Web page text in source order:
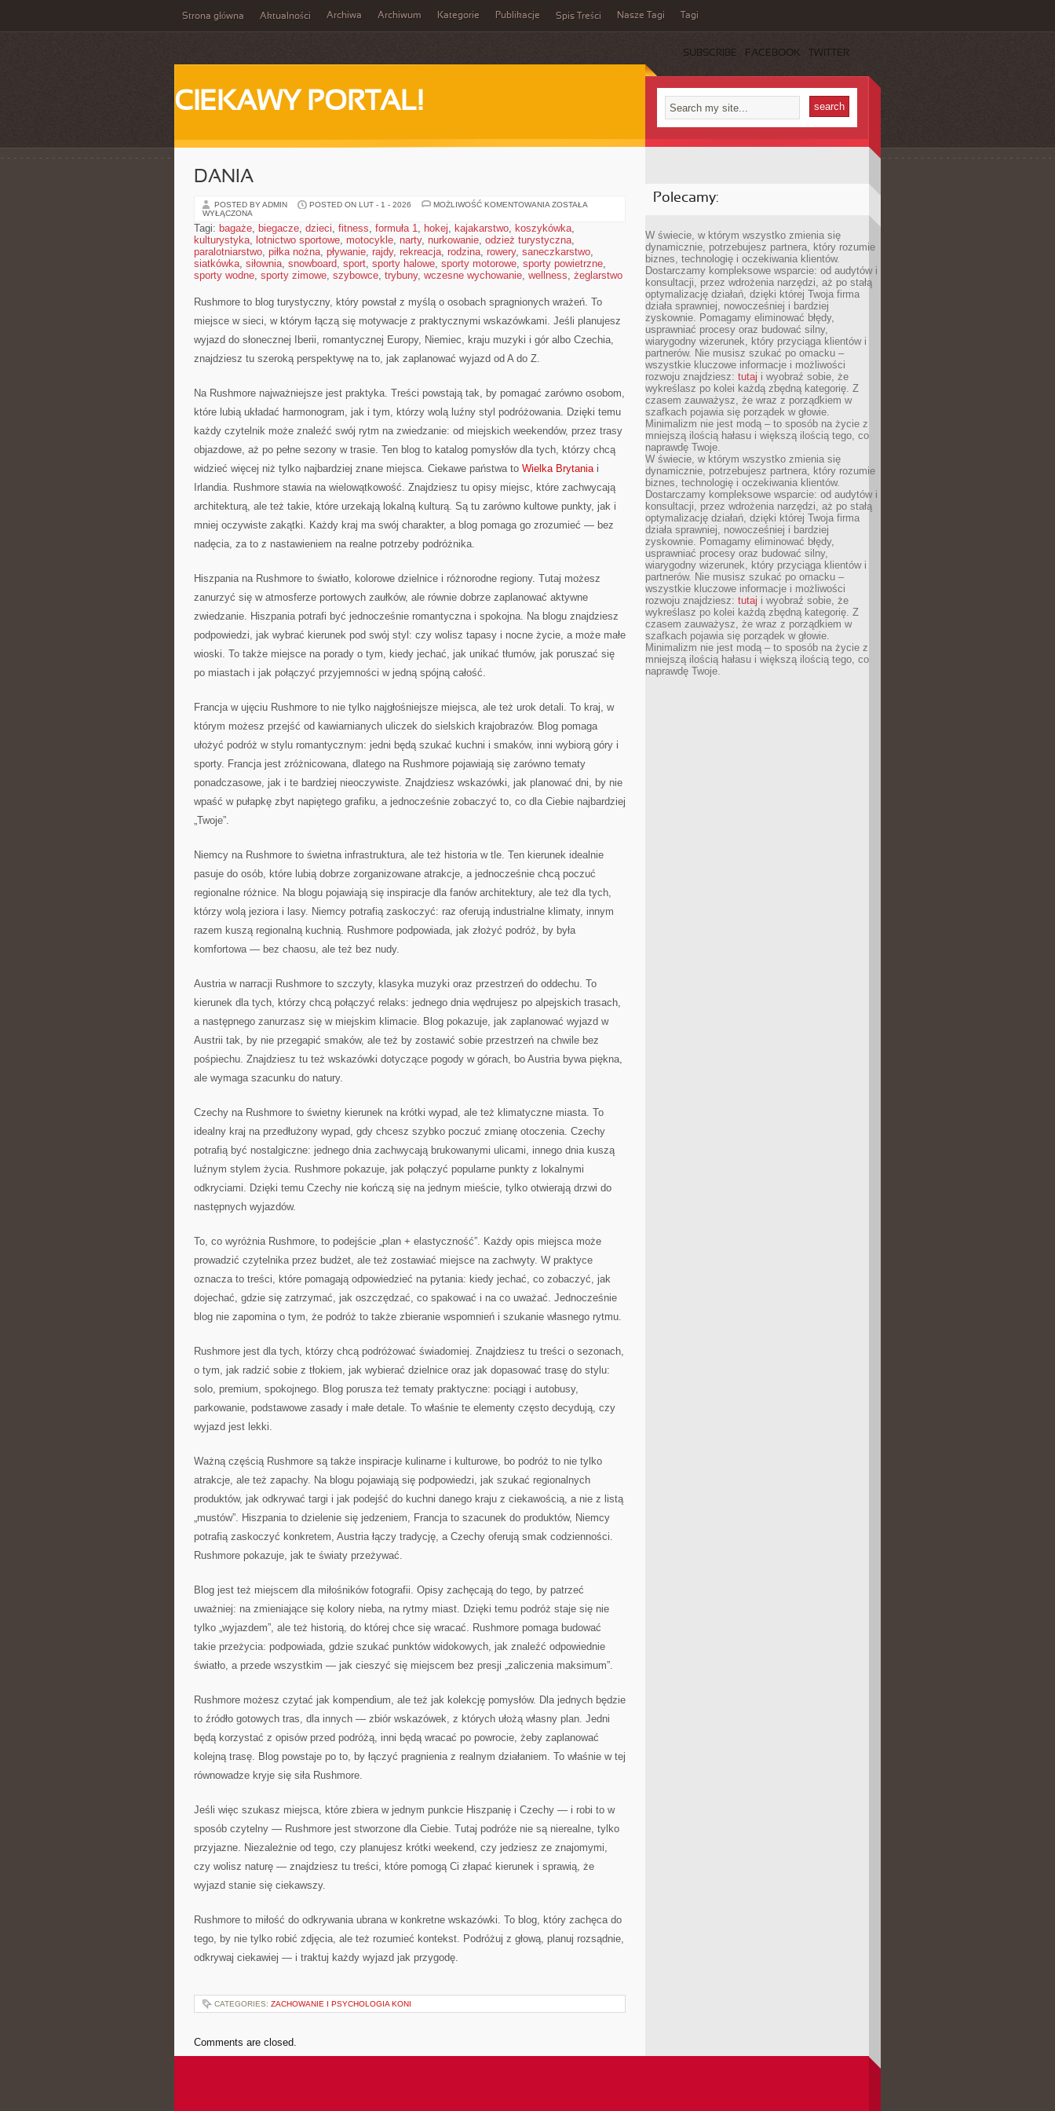
Strona główna Aktualności Archiwa Archiwum Kategorie Publikacje Spis Treści Nasze Tagi Tagi
SUBSCRIBE FACEBOOK TWITTER
CIEKAWY PORTAL!
DANIA
POSTED BY ADMIN POSTED ON LUT - 1 - 2026 MOŻLIWOŚĆ KOMENTOWANIA DANIA
ZOSTAŁA
WYŁĄCZONA
Tagi: bagaże, biegacze, dzieci, fitness, formuła 1, hokej, kajakarstwo, koszykówka,
kulturystyka, lotnictwo sportowe, motocykle, narty, nurkowanie, odzież turystyczna,
paralotniarstwo, piłka nożna, pływanie, rajdy, rekreacja, rodzina, rowery, saneczkarstwo,
siatkówka, siłownia, snowboard, sport, sporty halowe, sporty motorowe, sporty powietrzne,
sporty wodne, sporty zimowe, szybowce, trybuny, wczesne wychowanie, wellness, żeglarstwo
Rushmore to blog turystyczny, który powstał z myślą o osobach spragnionych wrażeń. To
miejsce w sieci, w którym łączą się motywacje z praktycznymi wskazówkami. Jeśli planujesz
wyjazd do słonecznej Iberii, romantycznej Europy, Niemiec, kraju muzyki i gór albo Czechia,
znajdziesz tu szeroką perspektywę na to, jak zaplanować wyjazd od A do Z.
Na Rushmore najważniejsze jest praktyka. Treści powstają tak, by pomagać zarówno osobom,
które lubią układać harmonogram, jak i tym, którzy wolą luźny styl podróżowania. Dzięki temu
każdy czytelnik może znaleźć swój rytm na zwiedzanie: od miejskich weekendów, przez trasy
objazdowe, aż po pełne sezony w trasie. Ten blog to katalog pomysłów dla tych, którzy chcą
widzieć więcej niż tylko najbardziej znane miejsca. Ciekawe państwa to Wielka Brytaniai
Irlandia. Rushmore stawia na wielowątkowość. Znajdziesz tu opisy miejsc, które zachwycają
architekturą, ale też takie, które urzekają lokalną kulturą. Są tu zarówno kultowe punkty, jak i
mniej oczywiste zakątki. Każdy kraj ma swój charakter, a blog pomaga go zrozumieć — bez
nadęcia, za to z nastawieniem na realne potrzeby podróżnika.
Hiszpania na Rushmore to światło, kolorowe dzielnice i różnorodne regiony. Tutaj możesz
zanurzyć się w atmosferze portowych zaułków, ale równie dobrze zaplanować aktywne
zwiedzanie. Hiszpania potrafi być jednocześnie romantyczna i spokojna. Na blogu znajdziesz
podpowiedzi, jak wybrać kierunek pod swój styl: czy wolisz tapasy i nocne życie, a może małe
wioski. To także miejsce na porady o tym, kiedy jechać, jak unikać tłumów, jak poruszać się
po miastach i jak połączyć przyjemności w jedną spójną całość.
Francja w ujęciu Rushmore to nie tylko najgłośniejsze miejsca, ale też urok detali. To kraj, w
którym możesz przejść od kawiarnianych uliczek do sielskich krajobrazów. Blog pomaga
ułożyć podróż w stylu romantycznym: jedni będą szukać kuchni i smaków, inni wybiorą góry i
sporty. Francja jest zróżnicowana, dlatego na Rushmore pojawiają się zarówno tematy
ponadczasowe, jak i te bardziej nieoczywiste. Znajdziesz wskazówki, jak planować dni, by nie
wpaść w pułapkę zbyt napiętego grafiku, a jednocześnie zobaczyć to, co dla Ciebie najbardziej
„Twoje”.
Niemcy na Rushmore to świetna infrastruktura, ale też historia w tle. Ten kierunek idealnie
pasuje do osób, które lubią dobrze zorganizowane atrakcje, a jednocześnie chcą poczuć
regionalne różnice. Na blogu pojawiają się inspiracje dla fanów architektury, ale też dla tych,
którzy wolą jeziora i lasy. Niemcy potrafią zaskoczyć: raz oferują industrialne klimaty, innym
razem kuszą regionalną kuchnią. Rushmore podpowiada, jak złożyć podróż, by była
komfortowa — bez chaosu, ale też bez nudy.
Austria w narracji Rushmore to szczyty, klasyka muzyki oraz przestrzeń do oddechu. To
kierunek dla tych, którzy chcą połączyć relaks: jednego dnia wędrujesz po alpejskich trasach,
a następnego zanurzasz się w miejskim klimacie. Blog pokazuje, jak zaplanować wyjazd w
Austrii tak, by nie przegapić smaków, ale też by zostawić sobie przestrzeń na chwile bez
pośpiechu. Znajdziesz tu też wskazówki dotyczące pogody w górach, bo Austria bywa piękna,
ale wymaga szacunku do natury.
Czechy na Rushmore to świetny kierunek na krótki wypad, ale też klimatyczne miasta. To
idealny kraj na przedłużony wypad, gdy chcesz szybko poczuć zmianę otoczenia. Czechy
potrafią być nostalgiczne: jednego dnia zachwycają brukowanymi ulicami, innego dnia kuszą
luźnym stylem życia. Rushmore pokazuje, jak połączyć popularne punkty z lokalnymi
odkryciami. Dzięki temu Czechy nie kończą się na jednym mieście, tylko otwierają drzwi do
następnych wyjazdów.
To, co wyróżnia Rushmore, to podejście „plan + elastyczność”. Każdy opis miejsca może
prowadzić czytelnika przez budżet, ale też zostawiać miejsce na zachwyty. W praktyce
oznacza to treści, które pomagają odpowiedzieć na pytania: kiedy jechać, co zobaczyć, jak
dojechać, gdzie się zatrzymać, jak oszczędzać, co spakować i na co uważać. Jednocześnie
blog nie zapomina o tym, że podróż to także zbieranie wspomnień i szukanie własnego rytmu.
Rushmore jest dla tych, którzy chcą podróżować świadomiej. Znajdziesz tu treści o sezonach,
o tym, jak radzić sobie z tłokiem, jak wybierać dzielnice oraz jak dopasować trasę do stylu:
solo, premium, spokojnego. Blog porusza też tematy praktyczne: pociągi i autobusy,
parkowanie, podstawowe zasady i małe detale. To właśnie te elementy często decydują, czy
wyjazd jest lekki.
Ważną częścią Rushmore są także inspiracje kulinarne i kulturowe, bo podróż to nie tylko
atrakcje, ale też zapachy. Na blogu pojawiają się podpowiedzi, jak szukać regionalnych
produktów, jak odkrywać targi i jak podejść do kuchni danego kraju z ciekawością, a nie z listą
„mustów”. Hiszpania to dzielenie się jedzeniem, Francja to szacunek do produktów, Niemcy
potrafią zaskoczyć konkretem, Austria łączy tradycję, a Czechy oferują smak codzienności.
Rushmore pokazuje, jak te światy przeżywać.
Blog jest też miejscem dla miłośników fotografii. Opisy zachęcają do tego, by patrzeć
uważniej: na zmieniające się kolory nieba, na rytmy miast. Dzięki temu podróż staje się nie
tylko „wyjazdem”, ale też historią, do której chce się wracać. Rushmore pomaga budować
takie przeżycia: podpowiada, gdzie szukać punktów widokowych, jak znaleźć odpowiednie
światło, a przede wszystkim — jak cieszyć się miejscem bez presji „zaliczenia maksimum”.
Rushmore możesz czytać jak kompendium, ale też jak kolekcję pomysłów. Dla jednych będzie
to źródło gotowych tras, dla innych — zbiór wskazówek, z których ułożą własny plan. Jedni
będą korzystać z opisów przed podróżą, inni będą wracać po powrocie, żeby zaplanować
kolejną trasę. Blog powstaje po to, by łączyć pragnienia z realnym działaniem. To właśnie w tej
równowadze kryje się siła Rushmore.
Jeśli więc szukasz miejsca, które zbiera w jednym punkcie Hiszpanię i Czechy — i robi to w
sposób czytelny — Rushmore jest stworzone dla Ciebie. Tutaj podróże nie są nierealne, tylko
przyjazne. Niezależnie od tego, czy planujesz krótki weekend, czy jedziesz ze znajomymi,
czy wolisz naturę — znajdziesz tu treści, które pomogą Ci złapać kierunek i sprawią, że
wyjazd stanie się ciekawszy.
Rushmore to miłość do odkrywania ubrana w konkretne wskazówki. To blog, który zachęca do
tego, by nie tylko robić zdjęcia, ale też rozumieć kontekst. Podróżuj z głową, planuj rozsądnie,
odkrywaj ciekawiej — i traktuj każdy wyjazd jak przygodę.
CATEGORIES: ZACHOWANIE I PSYCHOLOGIA KONI
Comments are closed.
Polecamy:
W świecie, w którym wszystko zmienia się
dynamicznie, potrzebujesz partnera, który rozumie
biznes, technologię i oczekiwania klientów.
Dostarczamy kompleksowe wsparcie: od audytów i
konsultacji, przez wdrożenia narzędzi, aż po stałą
optymalizację działań, dzięki której Twoja firma
działa sprawniej, nowocześniej i bardziej
zyskownie. Pomagamy eliminować błędy,
usprawniać procesy oraz budować silny,
wiarygodny wizerunek, który przyciąga klientów i
partnerów. Nie musisz szukać po omacku –
wszystkie kluczowe informacje i możliwości
rozwoju znajdziesz: tutaj i wyobraź sobie, że
wykreślasz po kolei każdą zbędną kategorię. Z
czasem zauważysz, że wraz z porządkiem w
szafkach pojawia się porządek w głowie.
Minimalizm nie jest modą – to sposób na życie z
mniejszą ilością hałasu i większą ilością tego, co
naprawdę Twoje.
W świecie, w którym wszystko zmienia się
dynamicznie, potrzebujesz partnera, który rozumie
biznes, technologię i oczekiwania klientów.
Dostarczamy kompleksowe wsparcie: od audytów i
konsultacji, przez wdrożenia narzędzi, aż po stałą
optymalizację działań, dzięki której Twoja firma
działa sprawniej, nowocześniej i bardziej
zyskownie. Pomagamy eliminować błędy,
usprawniać procesy oraz budować silny,
wiarygodny wizerunek, który przyciąga klientów i
partnerów. Nie musisz szukać po omacku –
wszystkie kluczowe informacje i możliwości
rozwoju znajdziesz: tutaj i wyobraź sobie, że
wykreślasz po kolei każdą zbędną kategorię. Z
czasem zauważysz, że wraz z porządkiem w
szafkach pojawia się porządek w głowie.
Minimalizm nie jest modą – to sposób na życie z
mniejszą ilością hałasu i większą ilością tego, co
naprawdę Twoje.